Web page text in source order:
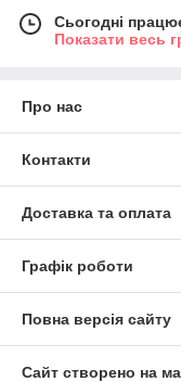
Сьогодні
Показати весь
Про нас
Контакти
Доставка та оплата
Графік роботи
Повна версія сайту
Сайт створено на